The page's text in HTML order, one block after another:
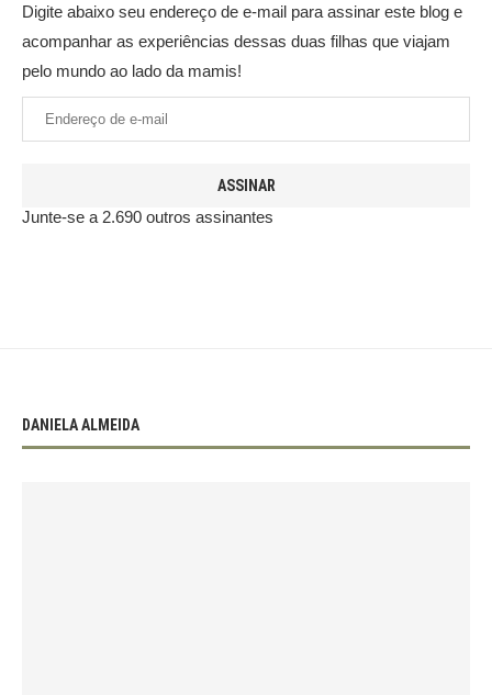
Digite abaixo seu endereço de e-mail para assinar este blog e
acompanhar as experiências dessas duas filhas que viajam
pelo mundo ao lado da mamis!
ASSINAR
Junte-se a 2.690 outros assinantes
DANIELA ALMEIDA